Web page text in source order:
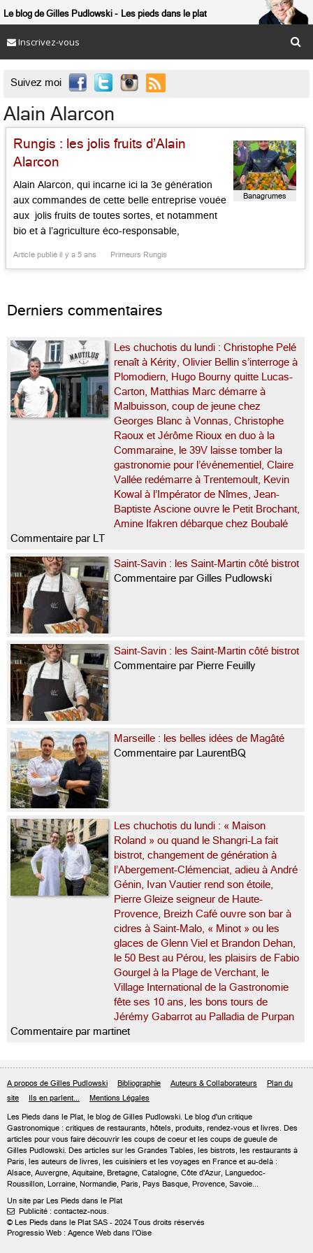
Le blog de Gilles Pudlowski Les pieds dans le plat
Inscrivez-vous
Suivez moi 
Alain Alarcon
Rungis : les jolis fruits d’Alain
Alarcon
Alain Alarcon, qui incarne ici la 3e génération
aux commandes de cette belle entreprise vouée
aux jolis fruits de toutes sortes, et notamment
bio et à l’agriculture éco-responsable,
fier de ses belles mandarines d’Espagne, de ses
Article publié il y a 5 ans Primeurs Rungis
Banagrumes
Derniers commentaires
Les chuchotis du lundi : Christophe Pelé
renaît à Kérity, Olivier Bellin s’interroge à
Plomodiern, Hugo Bourny quitte Lucas-
Carton, Matthias Marc démarre à
Malbuisson, coup de jeune chez
Georges Blanc à Vonnas, Christophe
Raoux et Jérôme Rioux en duo à la
Commaraine, le 39V laisse tomber la
gastronomie pour l’événementiel, Claire
Vallée redémarre à Trentemoult, Kevin
Kowal à l’Impérator de Nîmes, Jean-
Baptiste Ascione ouvre le Petit Brochant,
Amine Ifakren débarque chez Boubalé
Commentaire par LT
Saint-Savin : les Saint-Martin côté bistrot
Commentaire par Gilles Pudlowski
Saint-Savin : les Saint-Martin côté bistrot
Commentaire par Pierre Feuilly
Marseille : les belles idées de Magâté
Commentaire par LaurentBQ
Les chuchotis du lundi : « Maison
Roland » ou quand le Shangri-La fait
bistrot, changement de génération à
l’Abergement-Clémenciat, adieu à André
Génin, Ivan Vautier rend son étoile,
Pierre Gleize seigneur de Haute-
Provence, Breizh Café ouvre son bar à
cidres à Saint-Malo, « Minot » ou les
glaces de Glenn Viel et Brandon Dehan,
le 50 Best au Pérou, les plaisirs de Fabio
Gourgel à la Plage de Verchant, le
Village International de la Gastronomie
fête ses 10 ans, les bons tours de
Jérémy Gabarrot au Palladia de Purpan
Commentaire par martinet
A propos de Gilles Pudlowski Bibliographie Auteurs & Collaborateurs
Plan du
site
Ils en parlent... Mentions Légales
Les Pieds dans le Plat, le blog de Gilles Pudlowski. Le blog d'un critique
Gastronomique : critiques de restaurants, hôtels, produits, rendez-vous et livres. Des
articles pour vous faire découvrir les coups de coeur et les coups de gueule de
Gilles Pudlowski. Des articles sur les Grandes Tables, les bistrots, les restaurants à
Paris, les auteurs de livres, les cuisiniers et les voyages en France et au-delà :
Alsace, Auvergne, Aquitaine, Bretagne, Catalogne, Côte d'Azur, Languedoc-
Roussillon, Lorraine, Normandie, Paris, Pays Basque, Provence, Savoie...
Un site par Les Pieds dans le Plat
 Publicité : contactez-nous.
© Les Pieds dans le Plat SAS - 2024 Tous droits réservés
Progressio Web : Agence Web dans l'Oise